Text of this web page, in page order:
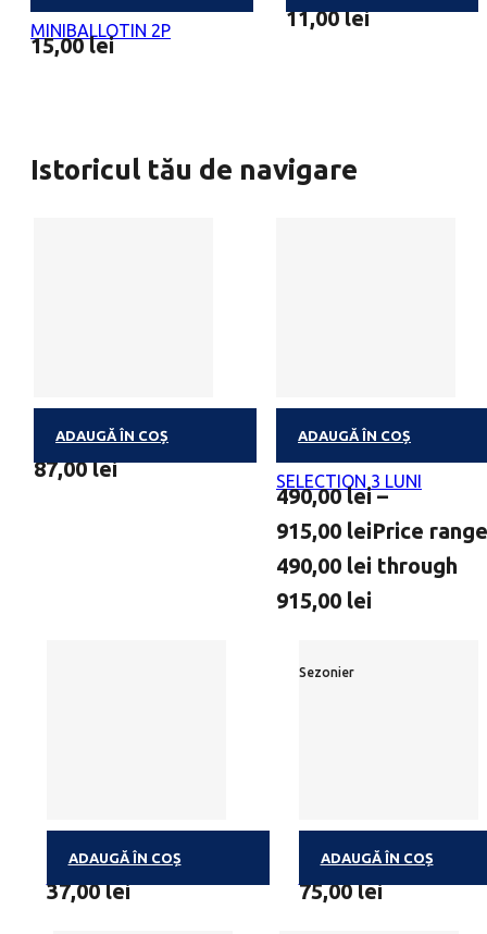
MINIBALLOTIN 2P
15,00lei
11,00lei
Istoricul tău de navigare
ADAUGĂ ÎN COȘ
87,00lei
ADAUGĂ ÎN COȘ
SELECTION 3 LUNI
490,00lei –
915,00 leiPrice
490,00 lei through
915,00 lei
ADAUGĂ ÎN COȘ
37,00lei
Sezonier
ADAUGĂ ÎN COȘ
75,00lei